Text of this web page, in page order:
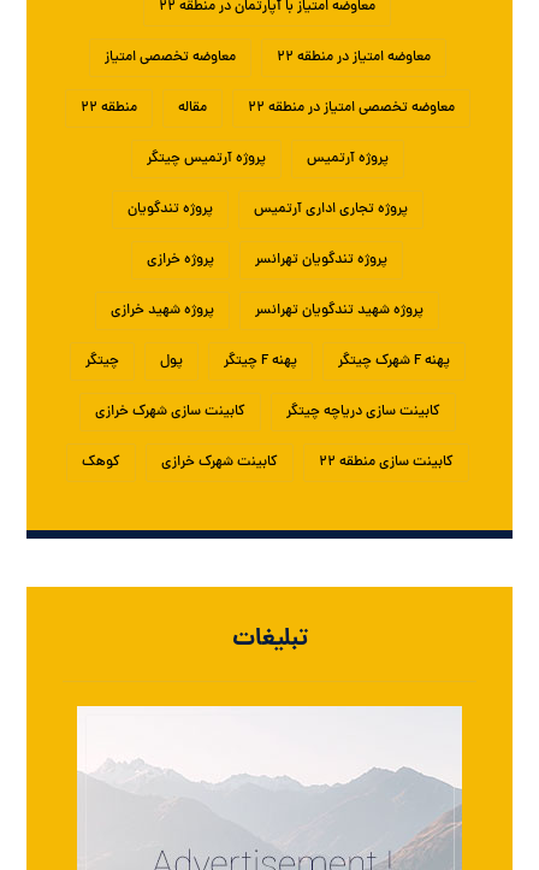
معاوضه امتیاز با آپارتمان در منطقه ۲۲
معاوضه امتیاز در منطقه ۲۲ معاوضه تخصصی امتیاز
معاوضه تخصصی امتیاز در منطقه ۲۲ مقاله منطقه ۲۲
پروژه آرتمیس پروژه آرتمیس چیتگر
پروژه تجاری اداری آرتمیس پروژه تندگویان
پروژه تندگویان تهرانسر پروژه خرازی
پروژه شهید تندگویان تهرانسر پروژه شهید خرازی
پهنه F شهرک چیتگر پهنه F چیتگر پول چیتگر
کابینت سازی دریاچه چیتگر کابینت سازی شهرک خرازی
کابینت سازی منطقه ۲۲ کابینت شهرک خرازی کوهک
تبلیغات